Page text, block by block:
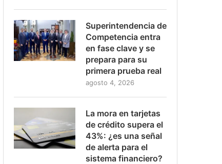
Superintendencia de
Competencia entra
en fase clave y se
prepara para su
primera prueba real
agosto 4, 2026
La mora en tarjetas
de crédito supera el
43%: ¿es una señal
de alerta para el
sistema financiero?